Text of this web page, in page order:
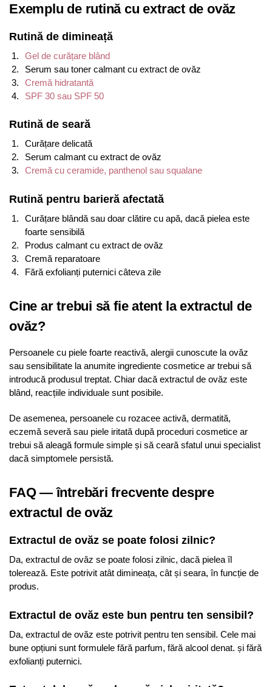
Exemplu de rutină cu extract de ovăz
Rutină de dimineață
Gel de curățare blând
Serum sau toner calmant cu extract de ovăz
Cremă hidratantă
SPF 30 sau SPF 50
Rutină de seară
Curățare delicată
Serum calmant cu extract de ovăz
Cremă cu ceramide, panthenol sau squalane
Rutină pentru barieră afectată
Curățare blândă sau doar clătire cu apă, dacă pielea este
foarte sensibilă
Produs calmant cu extract de ovăz
Cremă reparatoare
Fără exfolianți puternici câteva zile
Cine ar trebui să fie atent la extractul de
ovăz?
Persoanele cu piele foarte reactivă, alergii cunoscute la ovăz
sau sensibilitate la anumite ingrediente cosmetice ar trebui să
introducă produsul treptat. Chiar dacă extractul de ovăz este
blând, reacțiile individuale sunt posibile.
De asemenea, persoanele cu rozacee activă, dermatită,
eczemă severă sau piele iritată după proceduri cosmetice ar
trebui să aleagă formule simple și să ceară sfatul unui specialist
dacă simptomele persistă.
FAQ — întrebări frecvente despre
extractul de ovăz
Extractul de ovăz se poate folosi zilnic?
Da, extractul de ovăz se poate folosi zilnic, dacă pielea îl
tolerează. Este potrivit atât dimineața, cât și seara, în funcție de
produs.
Extractul de ovăz este bun pentru ten sensibil?
Da, extractul de ovăz este potrivit pentru ten sensibil. Cele mai
bune opțiuni sunt formulele fără parfum, fără alcool denat. și fără
exfolianți puternici.